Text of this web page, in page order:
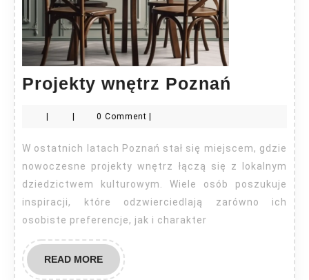
Projekty wnętrz Poznań Projekty
Poznań
0 Comment
W ostatnich latach Poznań stał się miejscem, gdzie
nowoczesne projekty wnętrz łączą się z lokalnym
dziedzictwem kulturowym. Wiele osób poszukuje
inspiracji, które odzwierciedlają zarówno ich
osobiste preferencje, jak i charakter
READ MOREREAD
MORE